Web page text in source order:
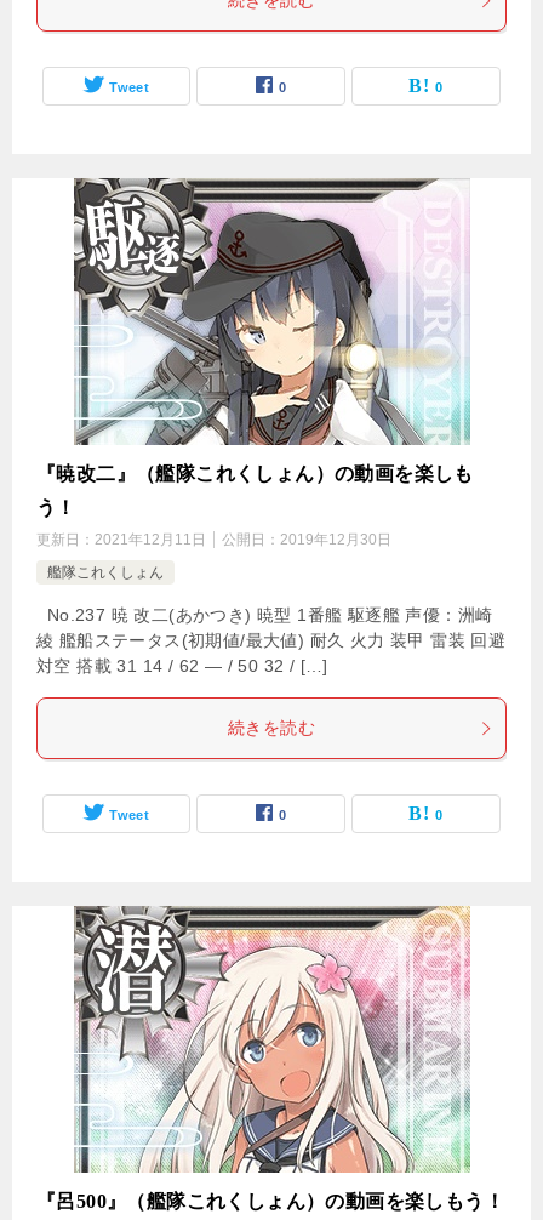
Tweet 0 0
『暁改二』（艦隊これくしょん）の動画を楽しも
う！
更新日： 2021年12月11日 公開日： 2019年12月30日
艦隊これくしょん
No.237 暁 改二(あかつき) 暁型 1番艦 駆逐艦 声優：洲崎
綾 艦船ステータス(初期値/最大値) 耐久 火力 装甲 雷装 回避
対空 搭載 31 14 / 62 — / 50 32 / […]
続きを読む
Tweet 0 0
『呂500』（艦隊これくしょん）の動画を楽しもう！